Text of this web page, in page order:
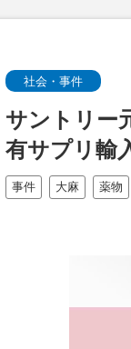
社会・事件
サントリー
有サプリ輸
事件 大麻 薬物